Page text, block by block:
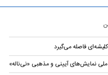
فاصله می‌گیرد
نمایش‌های آیینی و مذهبی «نی‌ناله»